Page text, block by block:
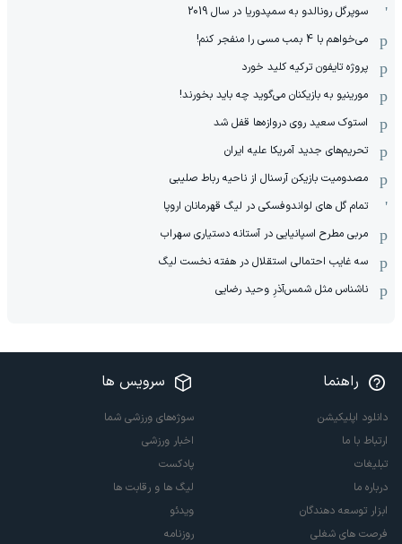
سوپرگل رونالدو به سمپدوریا در سال 2019
می‌خواهم با 4 بمب مسی را منفجر کنم!
پروژه تایفون ترکیه کلید خورد
مورینیو به بازیکنان می‌گوید چه باید بخورند!
استوک سعید روی دروازه‌ها قفل شد
تحریم‌های جدید آمریکا علیه ایران
مصدومیت بازیکن آرسنال از ناحیه رباط صلیبی
تمام گل های لواندوفسکی در لیگ قهرمانان اروپا
مربی مطرح اسپانیایی در آستانه دستیاری سهراب
سه غایب احتمالی استقلال در هفته نخست لیگ
ناشناس مثل شمس‌آذرِ وحید رضایی
راهنما
دانلود اپلیکیشن
ارتباط با ما
تبلیغات
درباره ما
ابزار توسعه دهندگان
فرصت های شغلی
سرویس ها
سوژه‌های ورزشی شما
اخبار ورزشی
پادکست
لیگ ها و رقابت ها
ویدئو
روزنامه